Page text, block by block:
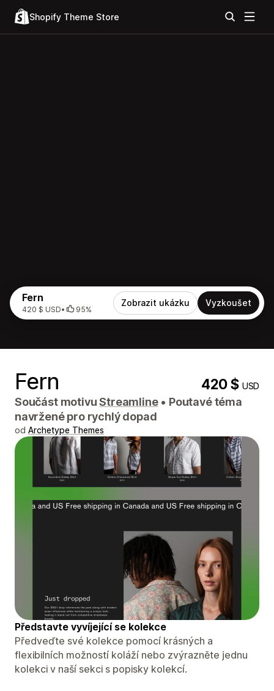
Shopify Theme Store
Fern
420 $ USD• 95%
Zobrazit ukázku Vyzkoušet
Fern 420 $USD
Součást motivuStreamline • Poutavé téma
navržené pro rychlý dopad
od Archetype Themes
Představte vyvíjející se kolekce
Předveďte své kolekce pomocí krásných a
flexibilních možností koláží nebo zvýrazněte jednu
kolekci v naší sekci s popisky kolekcí.